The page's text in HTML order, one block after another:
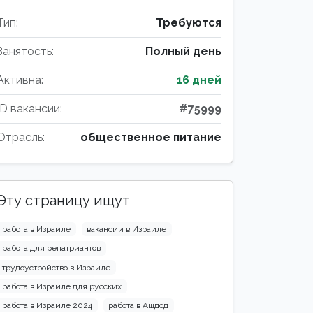
Требуются
Полный день
16 дней
ID вакансии: #75999
общественное питание
страницу ищут
работа в Израиле
вакансии в Израиле
работа для репатриантов
трудоустройство в Израиле
работа в Израиле для русских
работа в Израиле 2024
работа в Ашдод